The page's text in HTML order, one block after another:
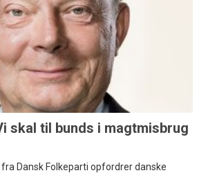
skal til bunds i magtmisbrug
Dansk Folkeparti opfordrer danske